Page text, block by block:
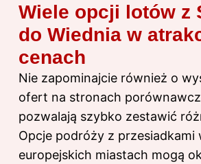
Wiele opcji lotów z
do Wiednia w
cenach
Nie zapominajcie również o
ofert na stronach
pozwalają szybko zestawić
Opcje podróży z przesiadkami
europejskich miastach mogą